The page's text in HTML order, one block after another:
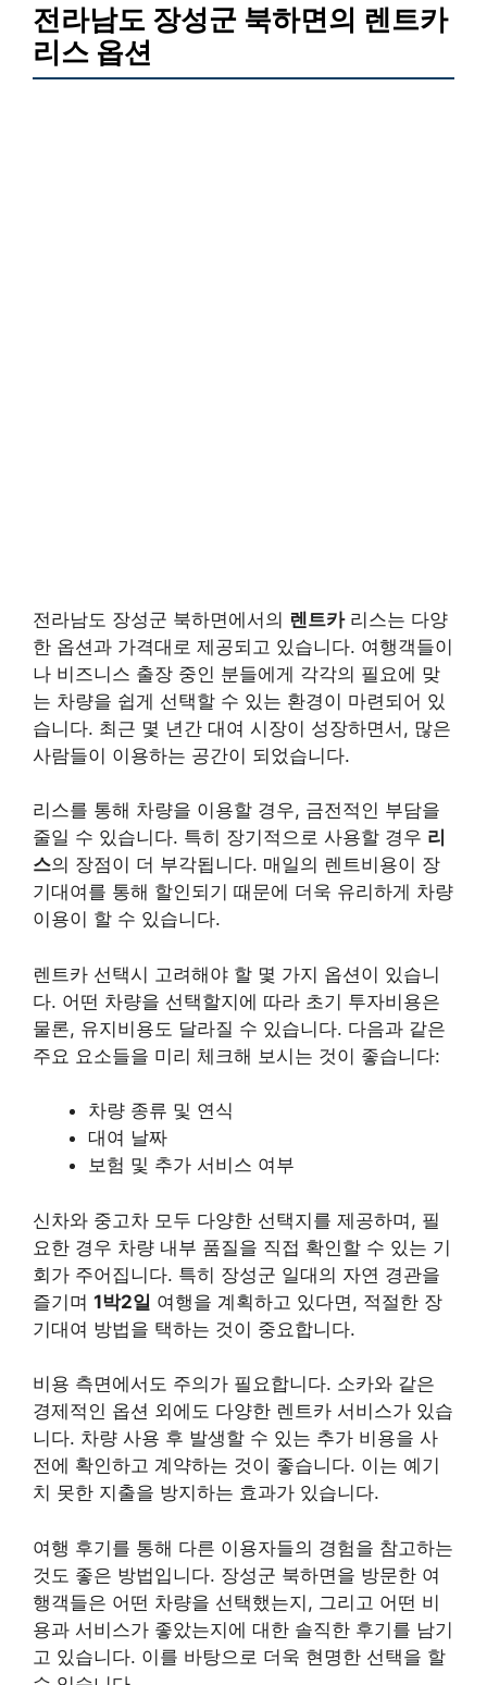
전라남도 장성군 북하면의 렌트카
리스 옵션
전라남도 장성군 북하면에서의 렌트카리스는 다양
한 옵션과 가격대로 제공되고 있습니다. 여행객들이
나 비즈니스 출장 중인 분들에게 각각의 필요에 맞
는 차량을 쉽게 선택할 수 있는 환경이 마련되어 있
습니다. 최근 몇 년간 대여 시장이 성장하면서, 많은
사람들이 이용하는 공간이 되었습니다.
리스를 통해 차량을 이용할 경우, 금전적인 부담을
줄일 수 있습니다. 특히 장기적으로 사용할 경우 리
스의 장점이 더 부각됩니다. 매일의 렌트비용이 장
기대여를 통해 할인되기 때문에 더욱 유리하게 차량
이용이 할 수 있습니다.
렌트카 선택시 고려해야 할 몇 가지 옵션이 있습니
다. 어떤 차량을 선택할지에 따라 초기 투자비용은
물론, 유지비용도 달라질 수 있습니다. 다음과 같은
주요 요소들을 미리 체크해 보시는 것이 좋습니다:
차량 종류 및 연식
대여 날짜
보험 및 추가 서비스 여부
신차와 중고차 모두 다양한 선택지를 제공하며, 필
요한 경우 차량 내부 품질을 직접 확인할 수 있는 기
회가 주어집니다. 특히 장성군 일대의 자연 경관을
즐기며 1박2일 여행을 계획하고 있다면, 적절한 장
기대여 방법을 택하는 것이 중요합니다.
비용 측면에서도 주의가 필요합니다. 소카와 같은
경제적인 옵션 외에도 다양한 렌트카 서비스가 있습
니다. 차량 사용 후 발생할 수 있는 추가 비용을 사
전에 확인하고 계약하는 것이 좋습니다. 이는 예기
치 못한 지출을 방지하는 효과가 있습니다.
여행 후기를 통해 다른 이용자들의 경험을 참고하는
것도 좋은 방법입니다. 장성군 북하면을 방문한 여
행객들은 어떤 차량을 선택했는지, 그리고 어떤 비
용과 서비스가 좋았는지에 대한 솔직한 후기를 남기
고 있습니다. 이를 바탕으로 더욱 현명한 선택을 할